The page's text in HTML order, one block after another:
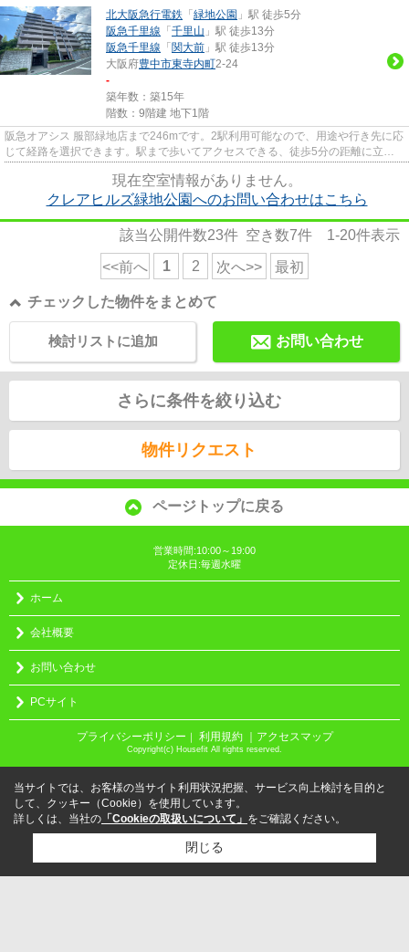
北大阪急行電鉄 「 緑地公園 」駅 徒歩5分
阪急千里線 「 千里山 」駅 徒歩13分
阪急千里線 「 関大前 」駅 徒歩13分
大阪府豊中市東寺内町2-24
-
築年数：築15年
階数：9階建 地下1階
阪急オアシス 服部緑地店まで246mです。2駅利用可能なので、用途や行き先に応
じて経路を選択できます。駅まで歩いてアクセスできる、徒歩5分の距離に立地
現在空室情報がありません。
クレアヒルズ緑地公園へのお問い合わせはこちら
該当公開件数23件 空き数7件 1-20件表示
<<前へ 1 2 次へ>> 最初
チェックした物件をまとめて
お問い合わせ
検討リストに追加
さらに条件を絞り込む
物件リクエスト
ページトップに戻る
営業時間:10:00～19:00
定休日:毎週水曜
ホーム
会社概要
お問い合わせ
PCサイト
プライバシーポリシー ｜ 利用規約 ｜アクセスマップ
Copyright(c) Housefit All rights reserved.
当サイトでは、お客様の当サイト利用状況把握、サービス向上検討を目的と
して、クッキー（Cookie）を使用しています。
詳しくは、当社の 「Cookieの取扱いについて」 をご確認ください。
閉じる